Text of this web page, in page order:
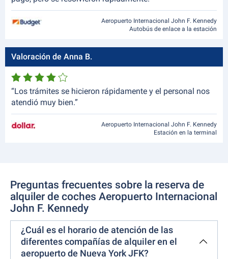
Aeropuerto Internacional John F. Kennedy
Autobús de enlace a la estación
Valoración de Anna B.
“Los trámites se hicieron rápidamente y el personal nos
atendió muy bien.”
Aeropuerto Internacional John F. Kennedy
Estación en la terminal
Preguntas frecuentes sobre la reserva de
alquiler de coches Aeropuerto Internacional
John F. Kennedy
¿Cuál es el horario de atención de las
diferentes compañías de alquiler en el
aeropuerto de Nueva York JFK?